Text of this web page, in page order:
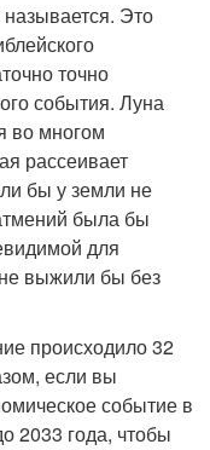
Это
точно
события. Луна
во многом
рассеивает
бы у земли не
была бы
для
выжили бы без
происходило 32
если вы
событие в
2033 года, чтобы